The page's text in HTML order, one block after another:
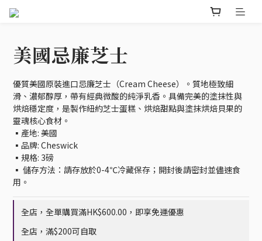
美國忌廉芝士
優質美國原裝進口忌廉芝士（Cream Cheese）。質地極致細
滑、濃郁醇厚，帶有經典微酸的純淨乳香。具備完美的塗抹性與
烘焙穩定度，是製作紐約芝士蛋糕、烘焙甜點與塗抹烘焙貝果的
靈魂核心食材。
▪️產地: 美國
▪️品牌: Cheswick
▪️規格: 3磅
▪️ 儲存方法：請存放於0-4℃冷藏保存；開封後請密封並儘速食
用。
全店，全單購買滿HK$600.00，即享免運優惠
全店，滿$200可自取